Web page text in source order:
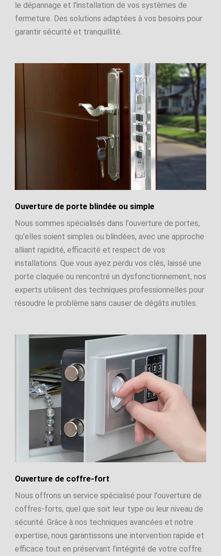
le dépannage et l'installation de vos systèmes de
fermeture. Des solutions adaptées à vos besoins pour
garantir sécurité et tranquillité.
Ouverture de porte blindée ou simple
Nous sommes spécialisés dans l'ouverture de portes,
qu'elles soient simples ou blindées, avec une approche
alliant rapidité, efficacité et respect de vos
installations. Que vous ayez perdu vos clés, laissé une
porte claquée ou rencontré un dysfonctionnement, nos
experts utilisent des techniques professionnelles pour
résoudre le problème sans causer de dégâts inutiles.
Ouverture de coffre-fort
Nous offrons un service spécialisé pour l'ouverture de
coffres-forts, quel que soit leur type ou leur niveau de
sécurité. Grâce à nos techniques avancées et notre
expertise, nous garantissons une intervention rapide et
efficace tout en préservant l’intégrité de votre coffre.